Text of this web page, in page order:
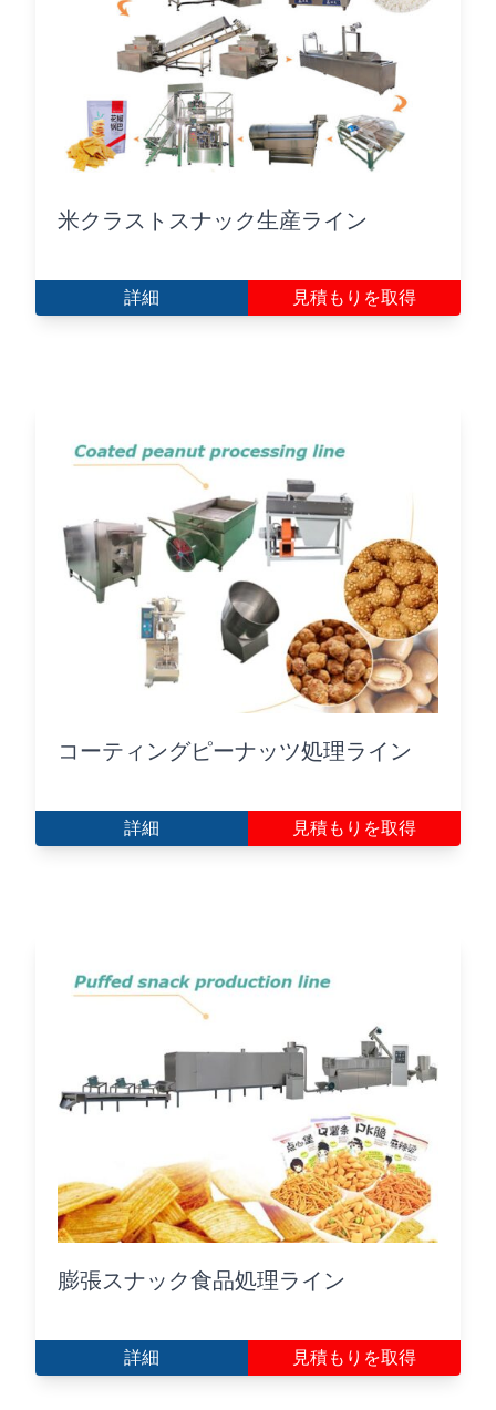
米クラストスナック生産ライン
詳細 見積もりを取得
コーティングピーナッツ処理ライン
詳細 見積もりを取得
膨張スナック食品処理ライン
詳細 見積もりを取得